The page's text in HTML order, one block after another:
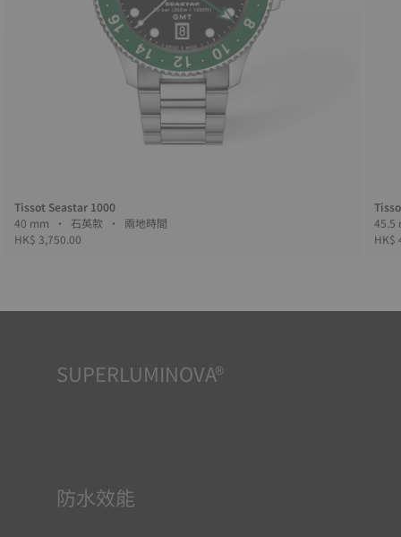
Tissot Seastar 1000
40 mm • 石英款 • 兩地時間
HK$ 3,750.00
HK$
SUPERLUMINOVA®
防水效能